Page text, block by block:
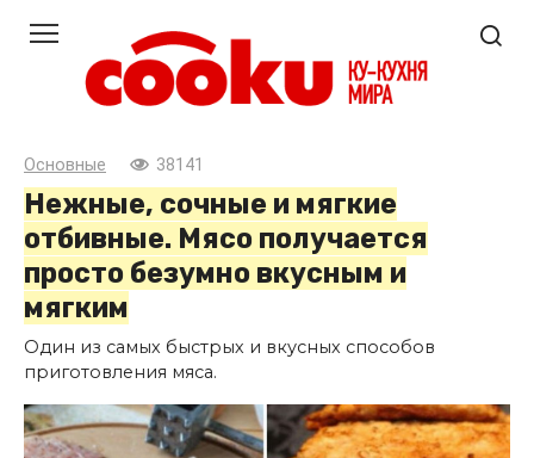
контенту
Основные 38141
Нежные, сочные и мягкие
отбивные. Мясо получается
просто безумно вкусным и
мягким
Один из самых быстрых и вкусных способов
приготовления мяса.